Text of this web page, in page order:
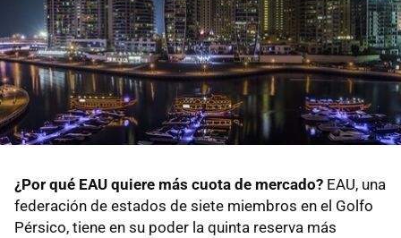
¿Por qué EAU quiere más cuota de mercado? EAU, una
federación de estados de siete miembros en el Golfo
Pérsico, tiene en su poder la quinta reserva más